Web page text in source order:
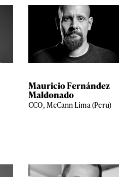
Mauricio Fernández
Maldonado
CCO, McCann Lima (Peru)